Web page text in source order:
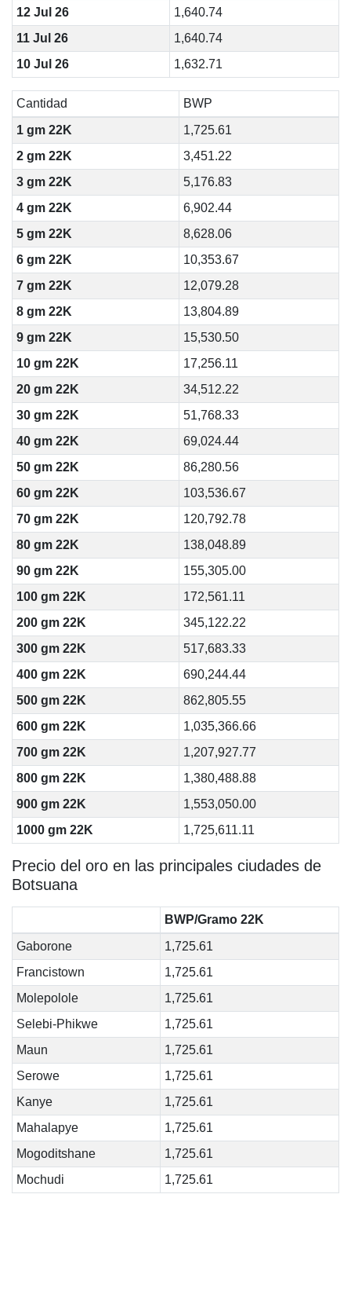
12 Jul 26
1,640.74
11 Jul 26
1,640.74
10 Jul 26
1,632.71
Cantidad
BWP
1 gm 22K
1,725.61
2 gm 22K
3,451.22
3 gm 22K
5,176.83
4 gm 22K
6,902.44
5 gm 22K
8,628.06
6 gm 22K
10,353.67
7 gm 22K
12,079.28
8 gm 22K
13,804.89
9 gm 22K
15,530.50
10 gm 22K
17,256.11
20 gm 22K
34,512.22
30 gm 22K
51,768.33
40 gm 22K
69,024.44
50 gm 22K
86,280.56
60 gm 22K
103,536.67
70 gm 22K
120,792.78
80 gm 22K
138,048.89
90 gm 22K
155,305.00
100 gm 22K
172,561.11
200 gm 22K
345,122.22
300 gm 22K
517,683.33
400 gm 22K
690,244.44
500 gm 22K
862,805.55
600 gm 22K
1,035,366.66
700 gm 22K
1,207,927.77
800 gm 22K
1,380,488.88
900 gm 22K
1,553,050.00
1000 gm 22K
1,725,611.11
Precio del oro en las principales ciudades de
Botsuana
BWP/Gramo 22K
Gaborone
1,725.61
Francistown
1,725.61
Molepolole
1,725.61
Selebi-Phikwe
1,725.61
Maun
1,725.61
Serowe
1,725.61
Kanye
1,725.61
Mahalapye
1,725.61
Mogoditshane
1,725.61
Mochudi
1,725.61